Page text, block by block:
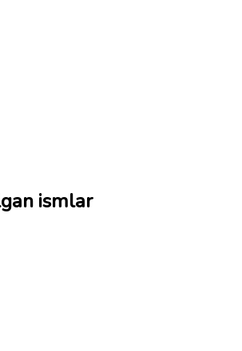
ismlar